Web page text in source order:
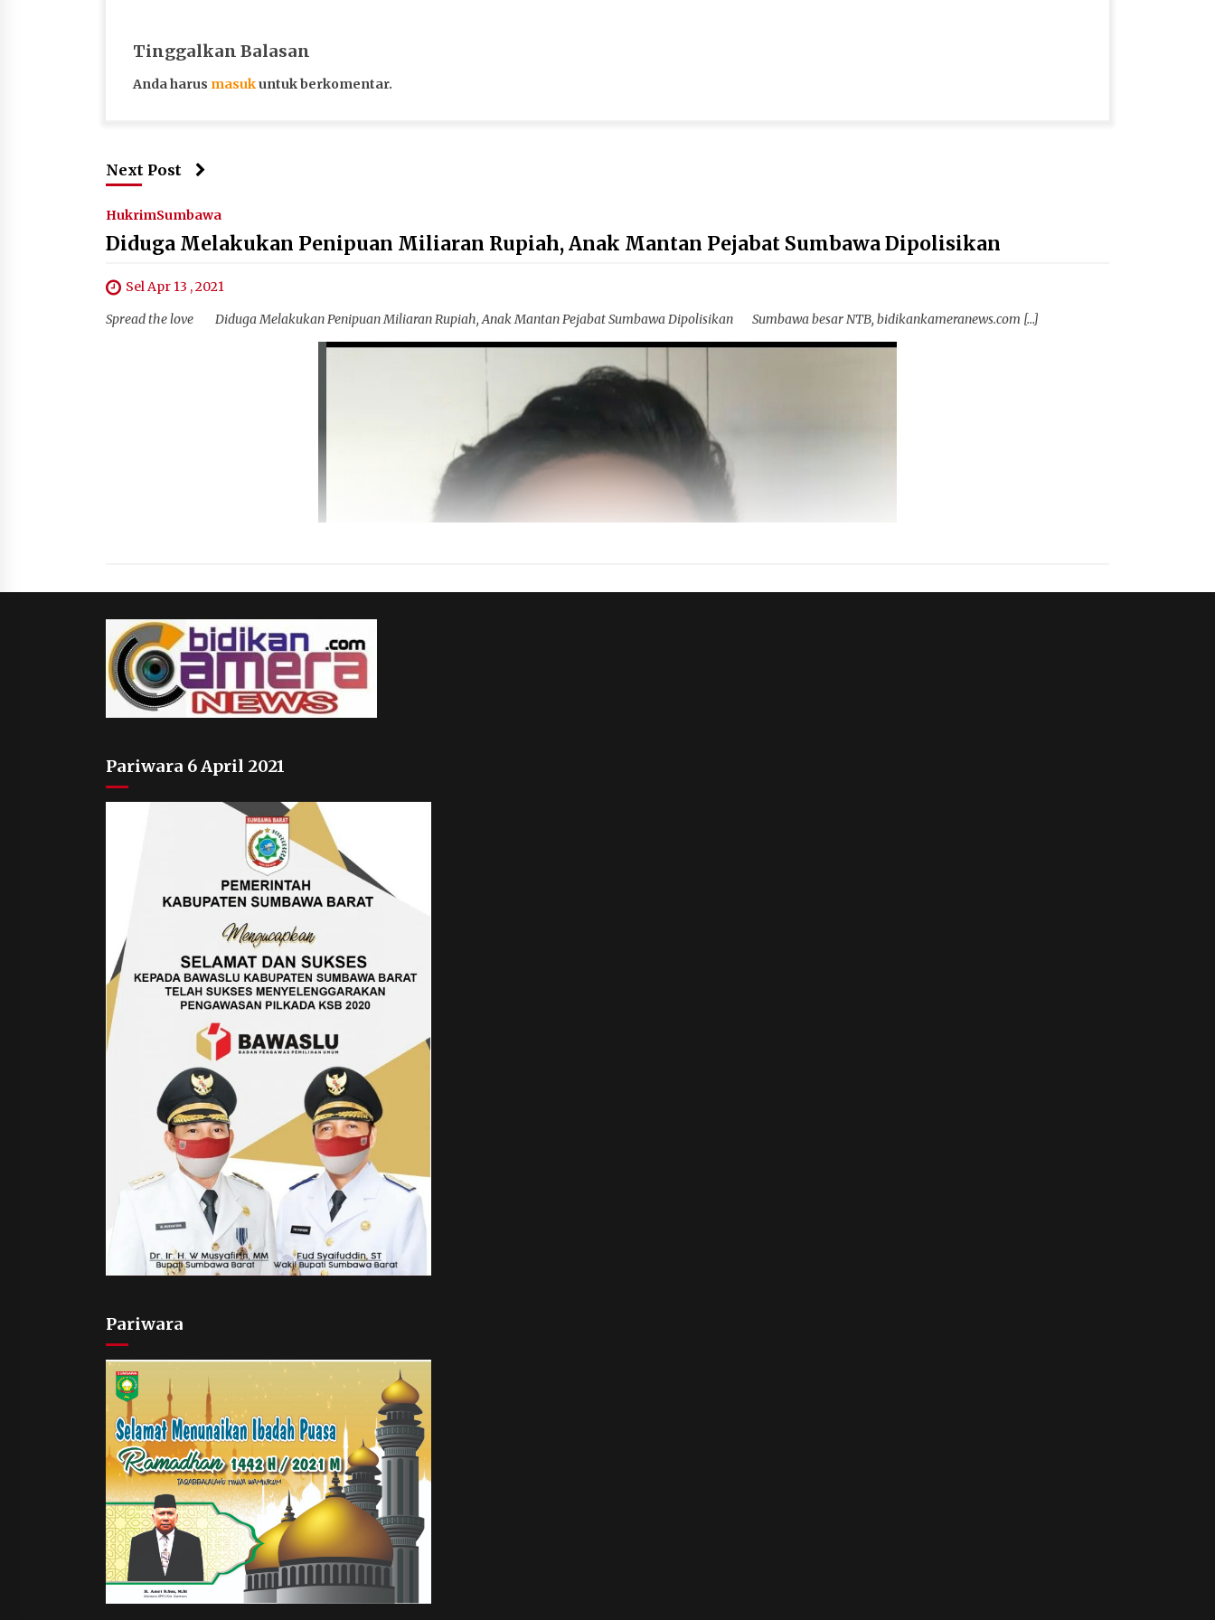
Tinggalkan Balasan
Anda harus masukuntuk berkomentar.
Next Post
HukrimSumbawa
Diduga Melakukan Penipuan Miliaran Rupiah, Anak Mantan Pejabat Sumbawa Dipolisikan
Sel Apr 13 , 2021
Spread the love Diduga Melakukan Penipuan Miliaran Rupiah, Anak Mantan Pejabat Sumbawa Dipolisikan Sumbawa besar NTB, bidikankameranews.com […]
Pariwara 6 April 2021
Pariwara